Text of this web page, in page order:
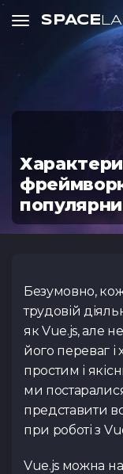
SPACE
Безумовно,
трудовій
як Vue.js, але
його переваг
простим і
ми
представити
при роботі з
Vue.js можна